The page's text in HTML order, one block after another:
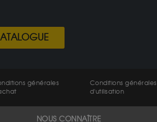
générales
Conditions générales
d'utilisation
NOUS CONNAÎTRE